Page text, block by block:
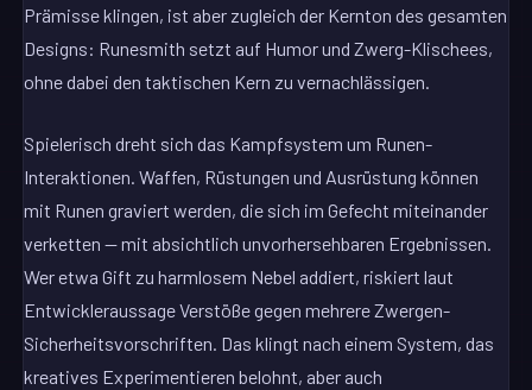
Prämisse klingen, ist aber zugleich der Kernton des gesamten
Designs: Runesmith setzt auf Humor und Zwerg-Klischees,
ohne dabei den taktischen Kern zu vernachlässigen.
Spielerisch dreht sich das Kampfsystem um Runen-
Interaktionen. Waffen, Rüstungen und Ausrüstung können
mit Runen graviert werden, die sich im Gefecht miteinander
verketten — mit absichtlich unvorhersehbaren Ergebnissen.
Wer etwa Gift zu harmlosem Nebel addiert, riskiert laut
Entwickleraussage Verstöße gegen mehrere Zwergen-
Sicherheitsvorschriften. Das klingt nach einem System, das
kreatives Experimentieren belohnt, aber auch